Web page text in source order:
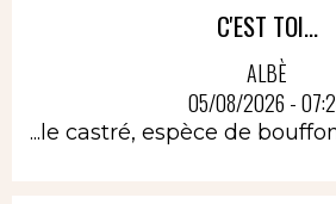
C'EST TOI...
ALBÈ
05/08/2026 -
...le castré, espèce de